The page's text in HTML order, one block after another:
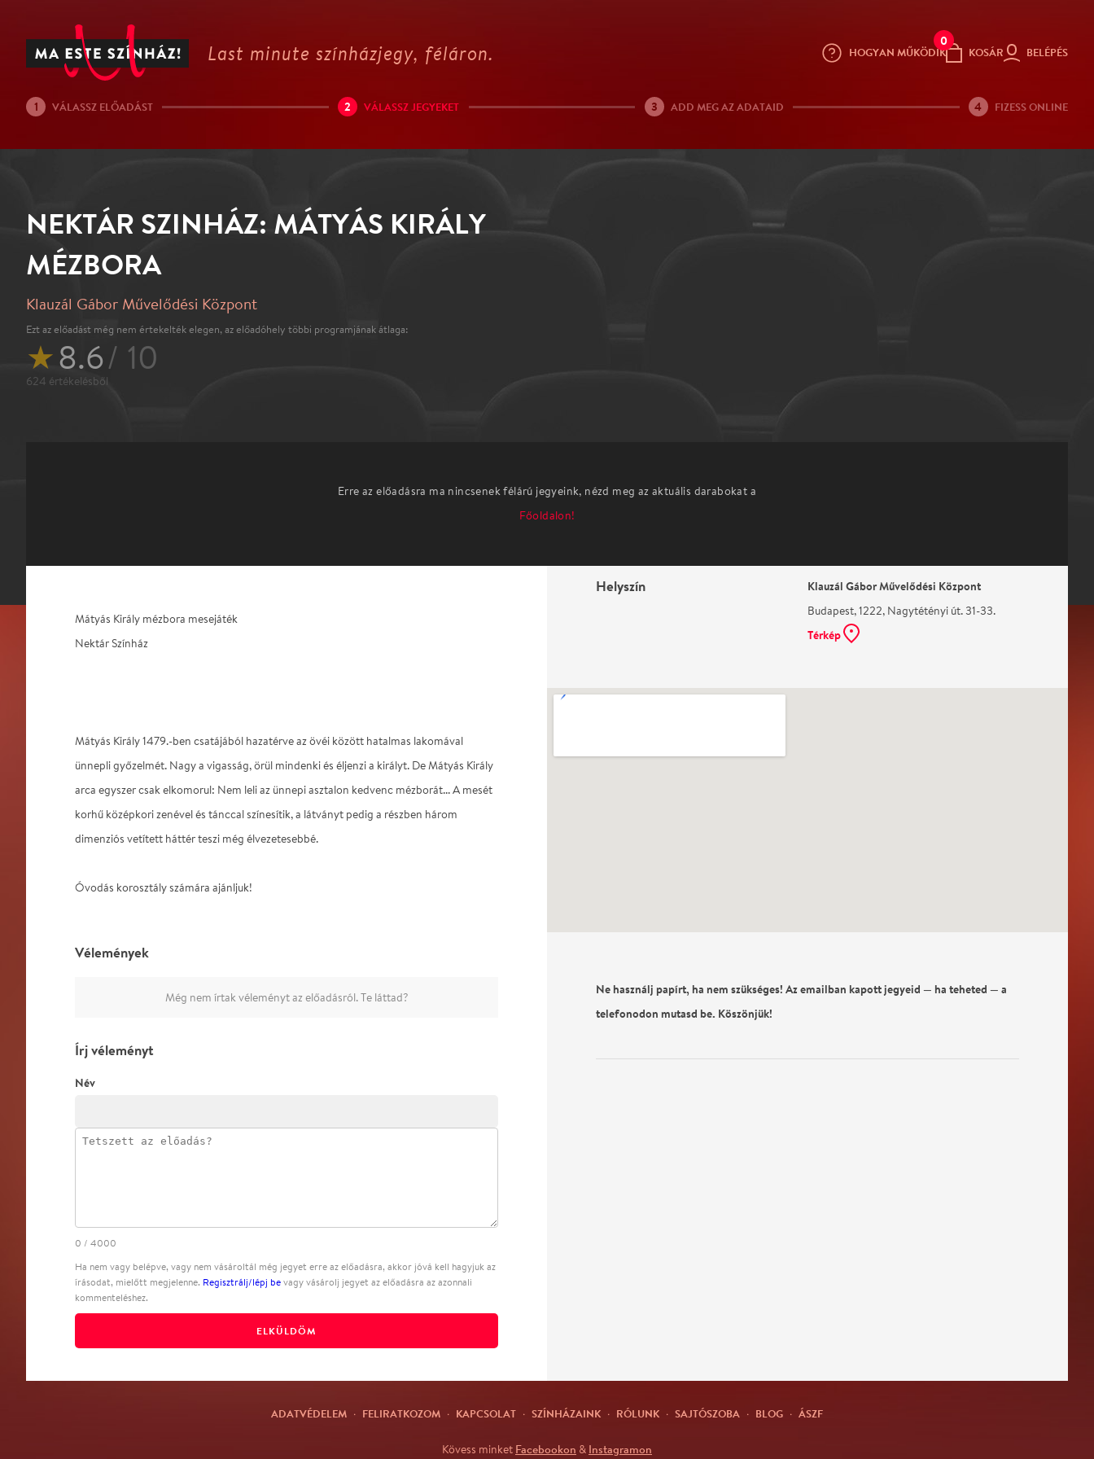
Last minute színházjegy, féláron. HOGYAN MŰKÖDIK
0
KOSÁR BELÉPÉS
1 VÁLASSZ ELŐADÁST 2 VÁLASSZ JEGYEKET 3 ADD MEG AZ ADATAID 4 FIZESS ONLINE
NEKTÁR SZINHÁZ: MÁTYÁS KIRÁLY
MÉZBORA
Klauzál Gábor Művelődési Központ
Ezt az előadást még nem értekelték elegen, az előadóhely többi programjának átlaga:
★8.6/ 10
624 értékelésből
Erre az előadásra ma nincsenek félárú jegyeink, nézd meg az aktuális darabokat a
Főoldalon!
Mátyás Király mézbora mesejáték
Nektár Színház
Mátyás Király 1479.-ben csatájából hazatérve az övéi között hatalmas lakomával
ünnepli győzelmét. Nagy a vigasság, örül mindenki és éljenzi a királyt. De Mátyás Király
arca egyszer csak elkomorul: Nem leli az ünnepi asztalon kedvenc mézborát... A mesét
korhű középkori zenével és tánccal színesítik, a látványt pedig a részben három
dimenziós vetített háttér teszi még élvezetesebbé.
Óvodás korosztály számára ajánljuk!
Helyszín Klauzál Gábor Művelődési Központ
Budapest, 1222, Nagytétényi út. 31-33.
Térkép
Ne használj papírt, ha nem szükséges! Az emailban kapott jegyeid — ha teheted — a
telefonodon mutasd be. Köszönjük!
Vélemények
Még nem írtak véleményt az előadásról. Te láttad?
Írj véleményt
Név
0 / 4000
Ha nem vagy belépve, vagy nem vásároltál még jegyet erre az előadásra, akkor jóvá kell hagyjuk az
írásodat, mielőtt megjelenne. Regisztrálj/lépj be vagy vásárolj jegyet az előadásra az azonnali
kommenteléshez.
ELKÜLDÖM
ADATVÉDELEM · FELIRATKOZOM · KAPCSOLAT · SZÍNHÁZAINK · RÓLUNK · SAJTÓSZOBA · BLOG · ÁSZF
Kövess minket Facebookon & Instagramon